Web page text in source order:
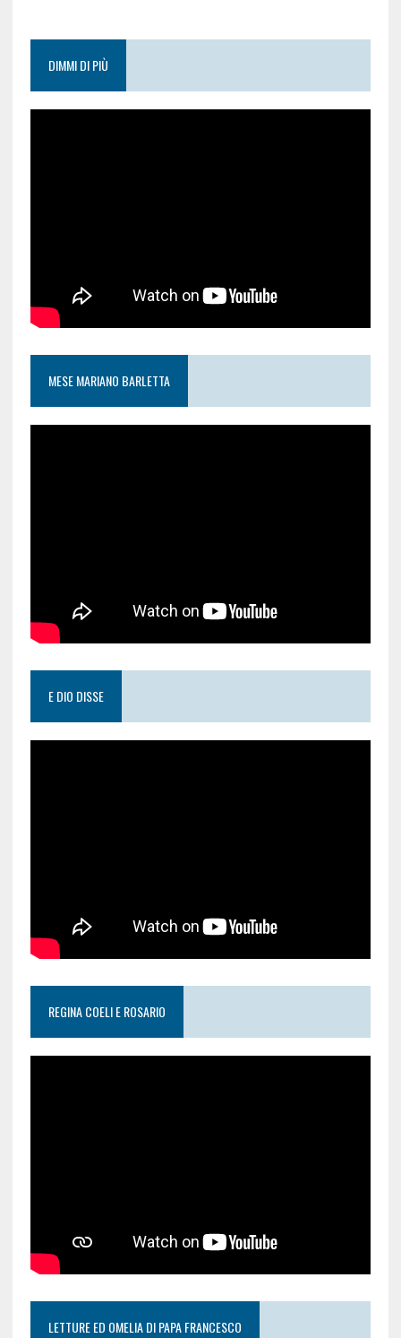
DIMMI DI PIÙ
MESE MARIANO BARLETTA
E DIO DISSE
REGINA COELI E ROSARIO
LETTURE ED OMELIA DI PAPA FRANCESCO